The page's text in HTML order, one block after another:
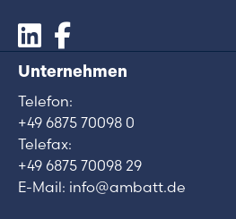
Unternehmen
Telefon:
+49 6875 70098 0
Telefax:
+49 6875 70098 29
E-Mail: info@ambatt.de